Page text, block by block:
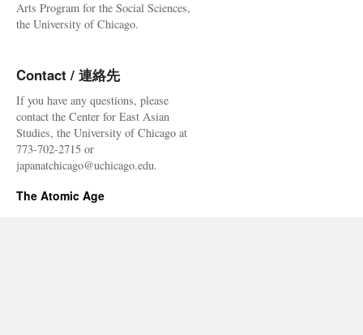
Arts Program for the Social Sciences,
the University of Chicago.
Contact / 連絡先
If you have any questions, please
contact the Center for East Asian
Studies, the University of Chicago at
773-702-2715 or
japanatchicago@uchicago.edu.
The Atomic Age